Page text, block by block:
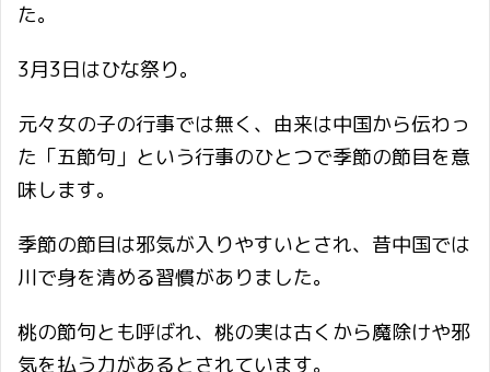
た。
3月3日はひな祭り。
元々女の子の行事では無く、由来は中国から伝わっ
た「五節句」という行事のひとつで季節の節目を意
味します。
季節の節目は邪気が入りやすいとされ、昔中国では
川で身を清める習慣がありました。
桃の節句とも呼ばれ、桃の実は古くから魔除けや邪
気を払う力があるとされています。